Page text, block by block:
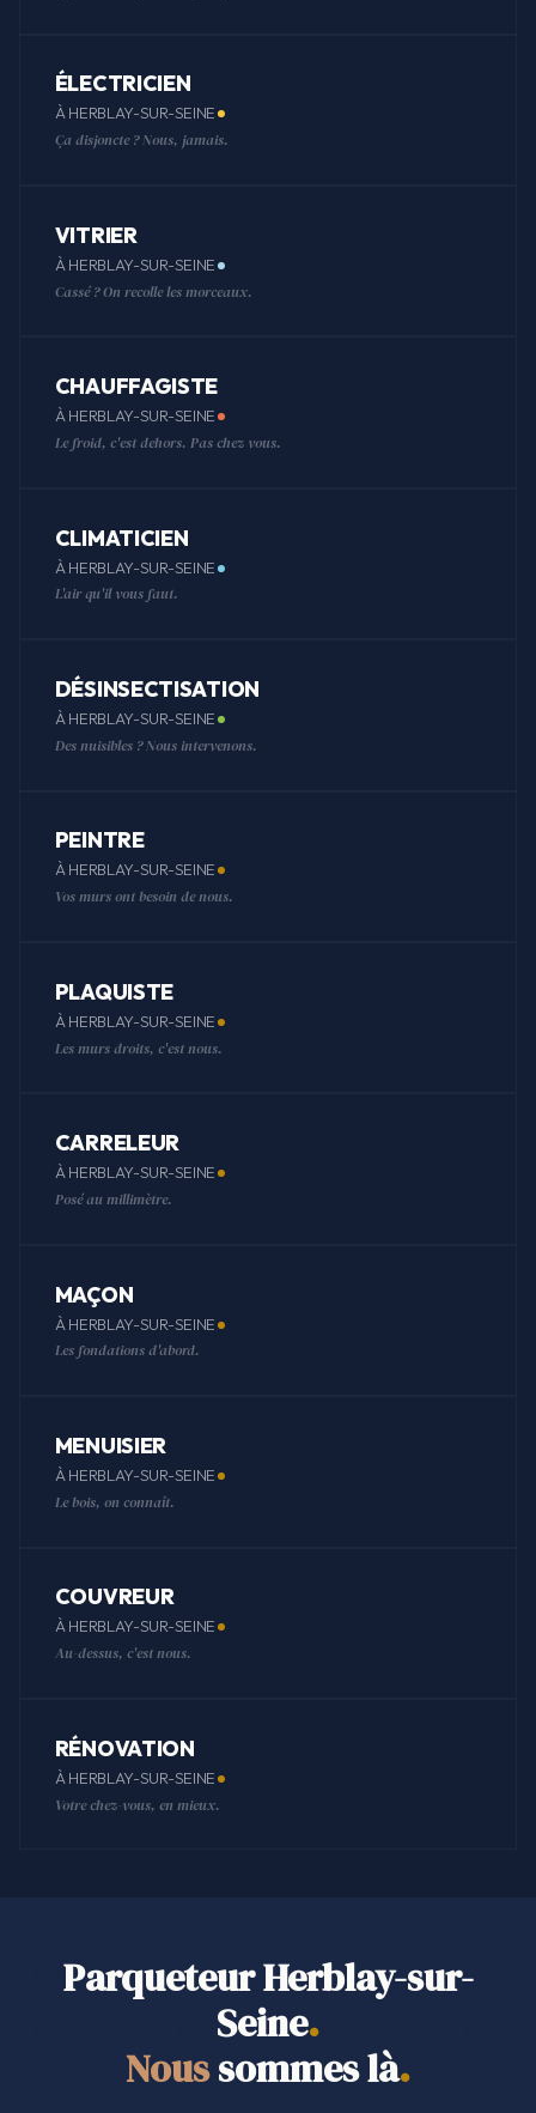
ÉLECTRICIEN
À HERBLAY-SUR-SEINE
Ça disjoncte ? Nous, jamais.
VITRIER
À HERBLAY-SUR-SEINE
Cassé ? On recolle les morceaux.
CHAUFFAGISTE
À HERBLAY-SUR-SEINE
Le froid, c'est dehors. Pas chez vous.
CLIMATICIEN
À HERBLAY-SUR-SEINE
L'air qu'il vous faut.
DÉSINSECTISATION
À HERBLAY-SUR-SEINE
Des nuisibles ? Nous intervenons.
PEINTRE
À HERBLAY-SUR-SEINE
Vos murs ont besoin de nous.
PLAQUISTE
À HERBLAY-SUR-SEINE
Les murs droits, c'est nous.
CARRELEUR
À HERBLAY-SUR-SEINE
Posé au millimètre.
MAÇON
À HERBLAY-SUR-SEINE
Les fondations d'abord.
MENUISIER
À HERBLAY-SUR-SEINE
Le bois, on connaît.
COUVREUR
À HERBLAY-SUR-SEINE
Au-dessus, c'est nous.
RÉNOVATION
À HERBLAY-SUR-SEINE
Votre chez-vous, en mieux.
Parqueteur Herblay-sur-
Seine.
Noussommes là.